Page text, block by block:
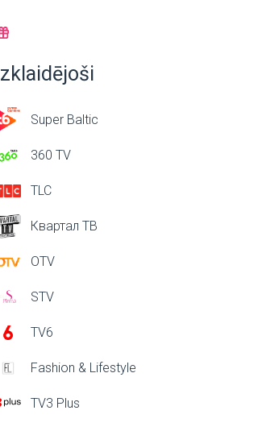
Izklaidējoši
Super Baltic
360 TV
TLC
Квартал ТВ
OTV
STV
TV6
Fashion & Lifestyle
TV3 Plus